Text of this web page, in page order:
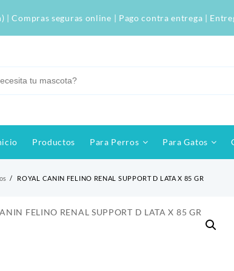
Compras seguras online | Pago contra entrega |
Productos Para Perros Para Gatos
ROYAL CANIN FELINO RENAL SUPPORT D LATA X 85 GR